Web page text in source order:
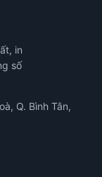
in
số
Q. Bình Tân,